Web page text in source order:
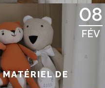
08
FÉV
DE